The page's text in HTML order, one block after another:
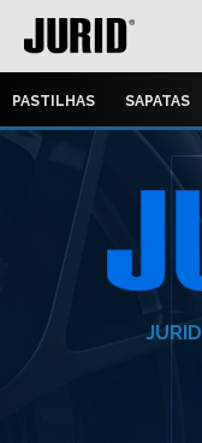
PASTILHAS SAPATAS
JURID